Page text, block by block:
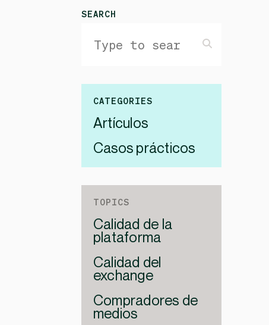
SEARCH
CATEGORIES
Artículos
Casos prácticos
TOPICS
Calidad de la
plataforma
Calidad del
exchange
Compradores de
medios